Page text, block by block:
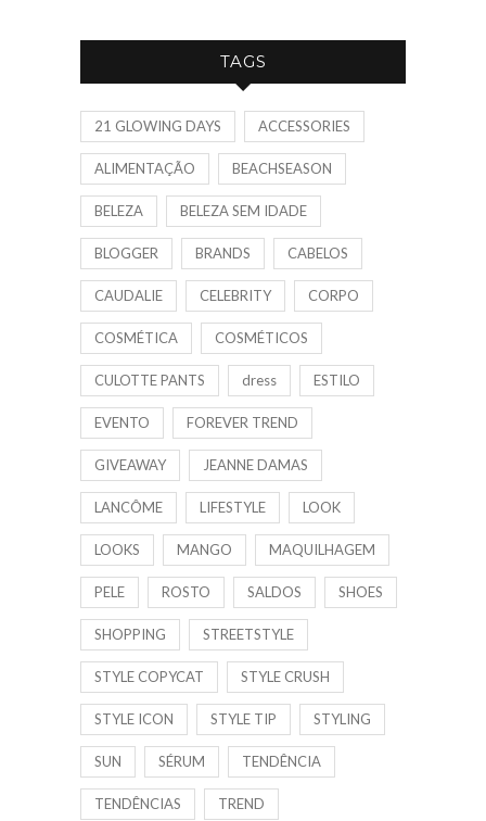
TAGS
21 GLOWING DAYS ACCESSORIES
ALIMENTAÇÃO BEACHSEASON
BELEZA BELEZA SEM IDADE
BLOGGER BRANDS CABELOS
CAUDALIE CELEBRITY CORPO
COSMÉTICA COSMÉTICOS
CULOTTE PANTS dress ESTILO
EVENTO FOREVER TREND
GIVEAWAY JEANNE DAMAS
LANCÔME LIFESTYLE LOOK
LOOKS MANGO MAQUILHAGEM
PELE ROSTO SALDOS SHOES
SHOPPING STREETSTYLE
STYLE COPYCAT STYLE CRUSH
STYLE ICON STYLE TIP STYLING
SUN SÉRUM TENDÊNCIA
TENDÊNCIAS TREND